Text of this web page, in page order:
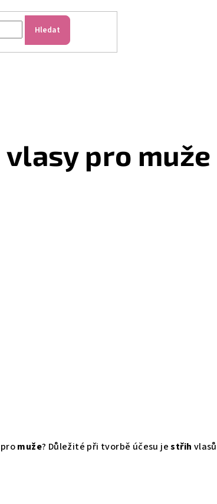
Hledat
pro muže
muže? Důležité při tvorbě účesu jestřih